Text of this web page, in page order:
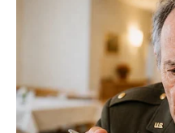
jako usamljene osobe.
perfekcionizmom i želja
zarobiti u vlastitim
stvarnog zadovoljstva.
iznutra često osjećaju
je upozoravala Jarčeve